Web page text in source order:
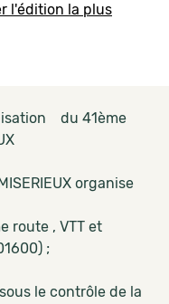
l'édition la plus
du 41ème
organise
route , VTT et
;
le contrôle de la